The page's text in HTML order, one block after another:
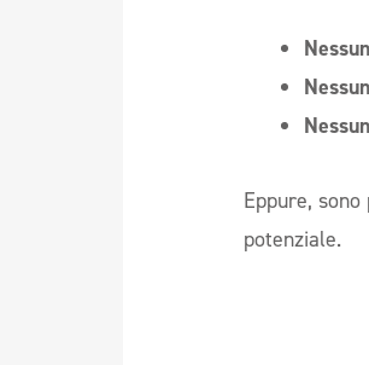
Eppure,
potenziale.